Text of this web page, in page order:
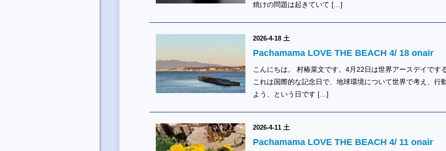
焼けの問題は起きていて […]
2026-4-18 土
Pachamama LOVE THE BEACH 4/ 18 onair
こんにちは。 村椿菜文です。4月22日は世界アースデイでする
これは国際的な記念日で、地球環境について世界で考え、行
よう、という日です […]
2026-4-11 土
Pachamama LOVE THE BEACH 4/ 11 onair